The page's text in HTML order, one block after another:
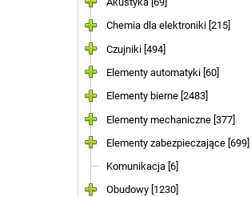
Chemia dla elektroniki [215]
Czujniki [494]
Elementy automatyki [60]
Elementy bierne [2483]
Elementy mechaniczne [377]
Elementy zabezpieczające [699]
Komunikacja [6]
Obudowy [1230]